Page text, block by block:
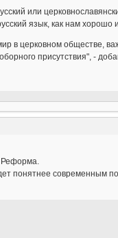
или
язык, как нам хорошо
в церковном обществе,
присутствия", -
Реформа.
понятнее современным